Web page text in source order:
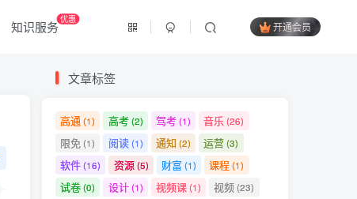
知识服务优惠
开通会员
文章标签
高通 (1) 高考(2) 驾考(1) 音乐 (26)
限免(1) 阅读(1) 通知 (2) 运营(3)
软件(16) 资源(5) 财富 (1) 课程(1)
试卷(0) 设计(1) 视频课(1) 视频(23)